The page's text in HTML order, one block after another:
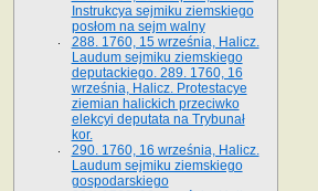
Instrukcya sejmiku ziemskiego
posłom na sejm walny
288. 1760, 15 września, Halicz.
Laudum sejmiku ziemskiego
deputackiego. 289. 1760, 16
września, Halicz. Protestacye
ziemian halickich przeciwko
elekcyi deputata na Trybunał
kor.
290. 1760, 16 września, Halicz.
Laudum sejmiku ziemskiego
gospodarskiego